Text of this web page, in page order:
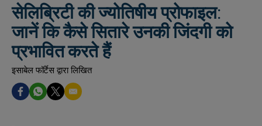
सेलिब्रिटी की ज्योतिषीय प्रोफाइल:
जानें कि कैसे सितारे उनकी जिंदगी को
प्रभावित करते हैं
इसाबेल फॉर्टेस द्वारा लिखित